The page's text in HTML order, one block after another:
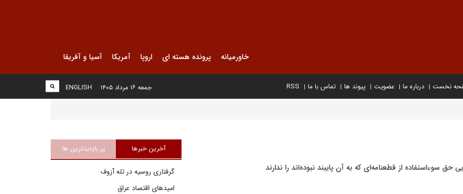
خاورمیانه پرونده هسته ای اروپا آمریکا آسیا و آفریقا
نخست درباره ما عضویت پیوند ها تماس با ما RSS
ENGLISH جمعه ۱۶ مرداد ۱۴۰۵
آخرین خبرها پر بازدیدترین ها
گرفتاری روسیه در تله آزوف
امیدهای اقتصاد عراق